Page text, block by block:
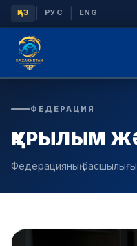
ҚАЗ РУС ENG
ФЕДЕРАЦИЯ
ҚҰРЫЛЫМ
Федерацияның